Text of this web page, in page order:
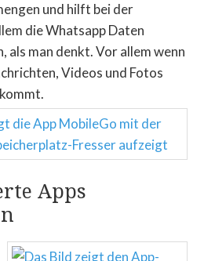
und hilft bei der
die Whatsapp Daten
als man denkt. Vor allem wenn
Videos und Fotos
Apps